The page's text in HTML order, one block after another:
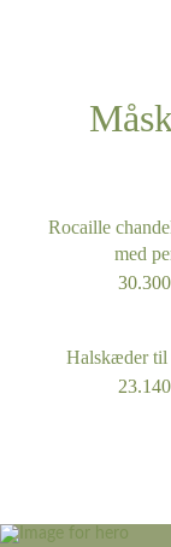
Rocaille
med
30.300
Halskæder
23.140